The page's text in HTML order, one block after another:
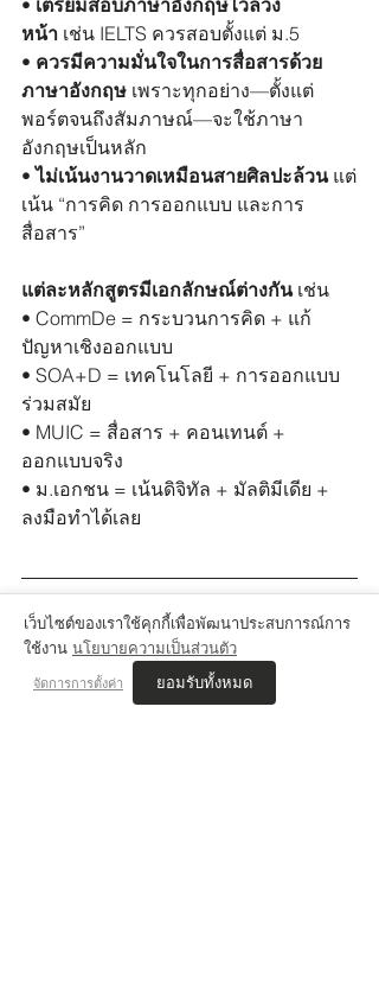
• เตรียมสอบภาษาอังกฤษไว้ล่วง
หน้า เช่น IELTS ควรสอบตั้งแต่ ม.5
• ควรมีความมั่นใจในการสื่อสารด้วย
ภาษาอังกฤษ เพราะทุกอย่าง—ตั้งแต่
พอร์ตจนถึงสัมภาษณ์—จะใช้ภาษา
อังกฤษเป็นหลัก
• ไม่เน้นงานวาดเหมือนสายศิลปะล้วน แต่
เน้น “การคิด การออกแบบ และการ
สื่อสาร”
แต่ละหลักสูตรมีเอกลักษณ์ต่างกัน เช่น
• CommDe = กระบวนการคิด + แก้
ปัญหาเชิงออกแบบ
• SOA+D = เทคโนโลยี + การออกแบบ
ร่วมสมัย
• MUIC = สื่อสาร + คอนเทนต์ +
ออกแบบจริง
• ม.เอกชน = เน้นดิจิทัล + มัลติมีเดีย +
ลงมือทำได้เลย
จบกราฟิกดีไซน์ ทำอาชีพอะไรได้บ้าง?
อาชีพที่ต่อยอดได้จากการเรียนกราฟิก
เว็บไซต์ของเราใช้คุกกี้เพื่อพัฒนาประสบการณ์การ
ใช้งาน นโยบายความเป็นส่วนตัว
จัดการการตั้งค่า ยอมรับทั้งหมด